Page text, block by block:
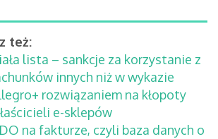
też:
lista – sankcje za korzystanie z
innych niż w wykazie
rozwiązaniem na kłopoty
e-sklepów
na fakturze, czyli baza danych o